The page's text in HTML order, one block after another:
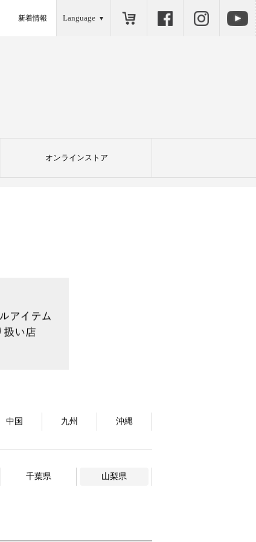
新着情報 Language
オンラインストア
中国 九州 沖縄
千葉県 山梨県